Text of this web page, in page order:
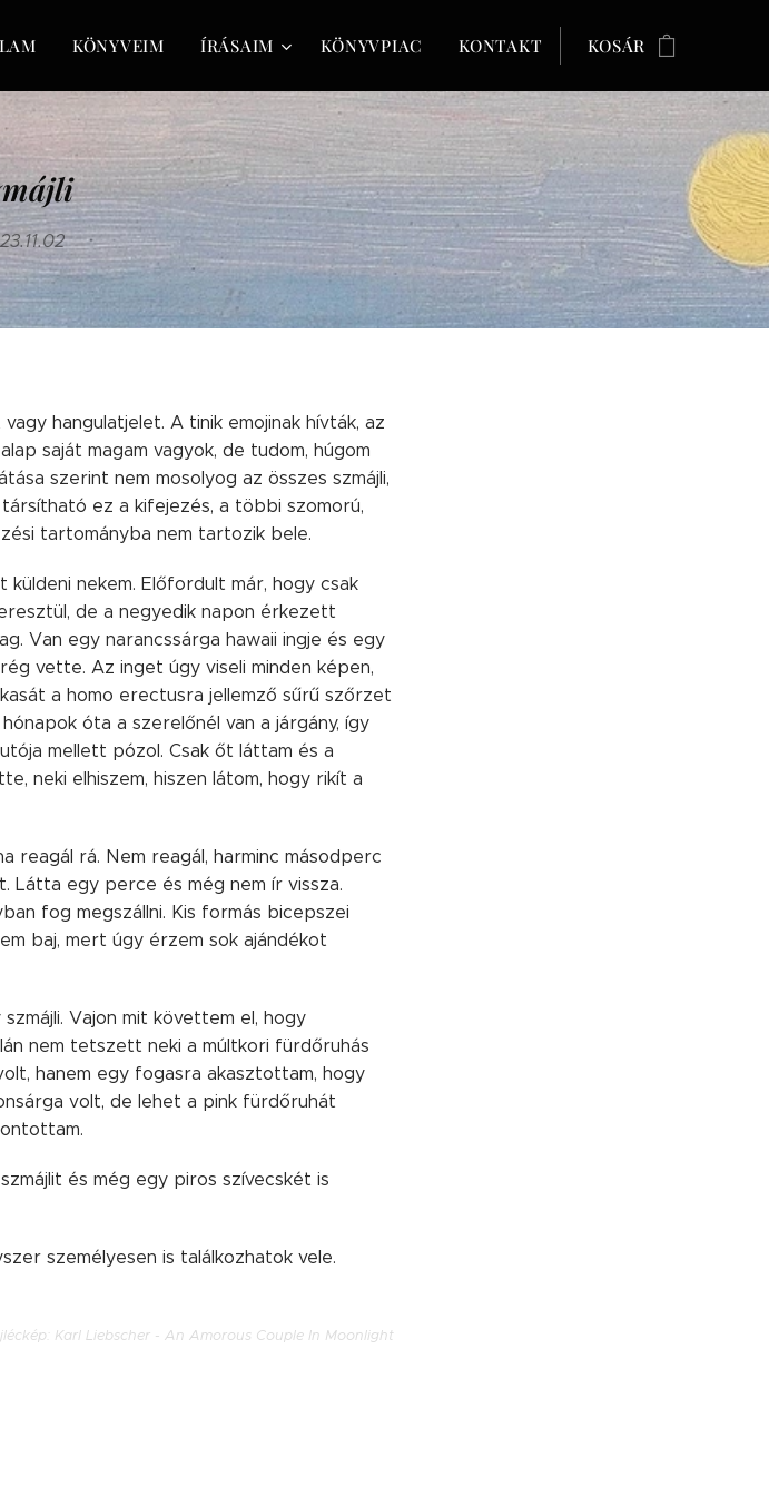
KÖNYVEIM ÍRÁSAIM KÖNYVPIAC KONTAKT KOSÁR
hangulatjelet. A tinik emojinak hívták, az
saját magam vagyok, de tudom, húgom
szerint nem mosolyog az összes szmájli,
ez a kifejezés, a többi szomorú,
tartományba nem tartozik bele.
küldeni nekem. Előfordult már, hogy csak
de a negyedik napon érkezett
Van egy narancssárga hawaii ingje és egy
vette. Az inget úgy viseli minden képen,
a homo erectusra jellemző sűrű szőrzet
óta a szerelőnél van a járgány, így
mellett pózol. Csak őt láttam és a
neki elhiszem, hiszen látom, hogy rikít a
reagál rá. Nem reagál, harminc másodperc
Látta egy perce és még nem ír vissza.
fog megszállni. Kis formás bicepszei
baj, mert úgy érzem sok ajándékot
Vajon mit követtem el, hogy
nem tetszett neki a múltkori fürdőruhás
hanem egy fogasra akasztottam, hogy
volt, de lehet a pink fürdőruhát
és még egy piros szívecskét is
személyesen is találkozhatok vele.
Karl Liebscher - An Amorous Couple In Moonlight